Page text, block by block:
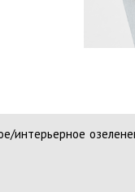
интерьерное